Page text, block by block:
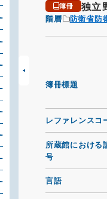
簿冊 独立
階層 防衛省防
簿冊標題
レファレンスコ
所蔵館における
号
言語